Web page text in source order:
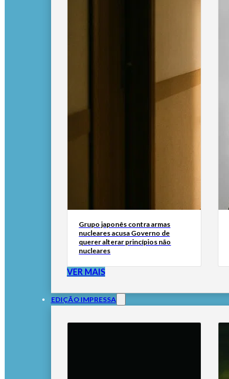
Grupo japonês contra armas
nucleares acusa Governo de
querer alterar princípios não
nucleares
VER MAIS
EDIÇÃO IMPRESSA